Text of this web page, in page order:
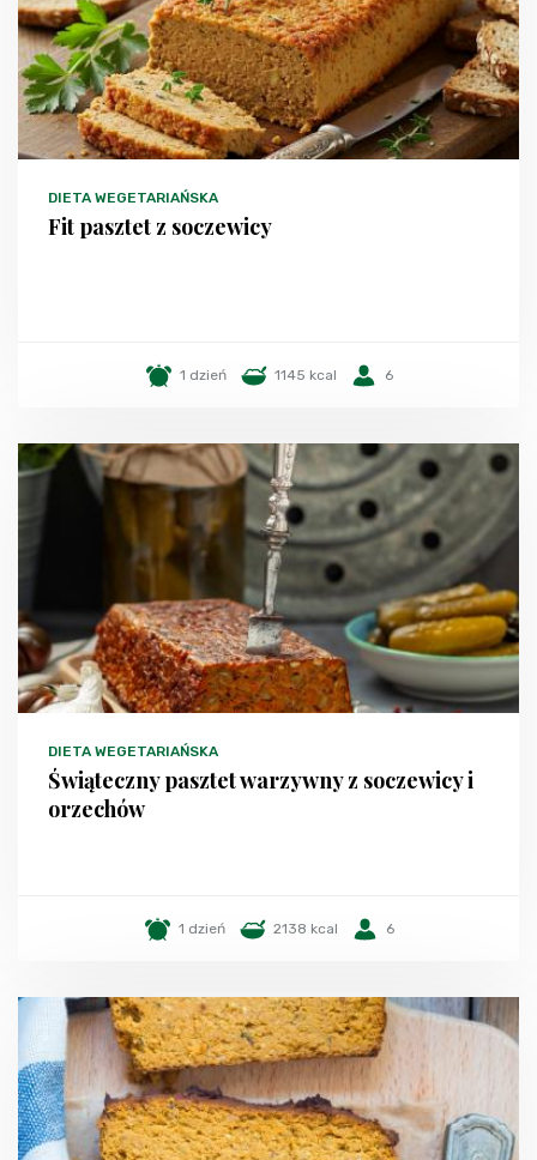
DIETA WEGETARIAŃSKA
Fit pasztet z soczewicy
1 dzień 1145 kcal 6
DIETA WEGETARIAŃSKA
Świąteczny pasztet warzywny z soczewicy i
orzechów
1 dzień 2138 kcal 6